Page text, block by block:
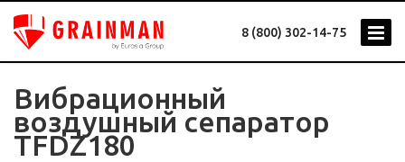
8 (800) 302-14-75
Вибрационный
воздушный сепаратор
TFDZ180